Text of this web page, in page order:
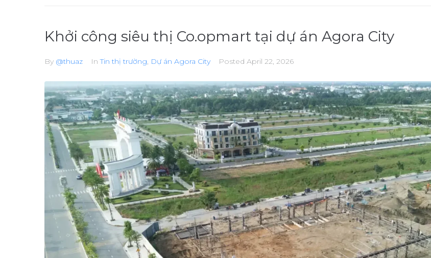
Khởi công siêu thị Co.opmart tại dự án Agora City
By @thuaz InTin thị trường, Dự án Agora City Posted April 22, 2026